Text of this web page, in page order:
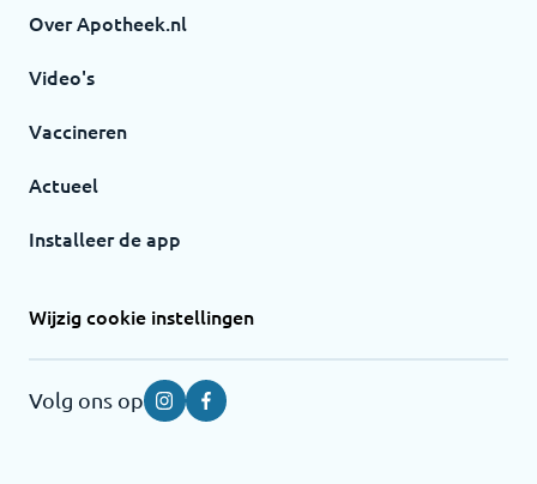
Over Apotheek.nl
Video's
Vaccineren
Actueel
Installeer de app
Wijzig cookie instellingen
Volg ons op InstagramFacebook